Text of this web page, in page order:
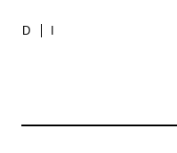
D